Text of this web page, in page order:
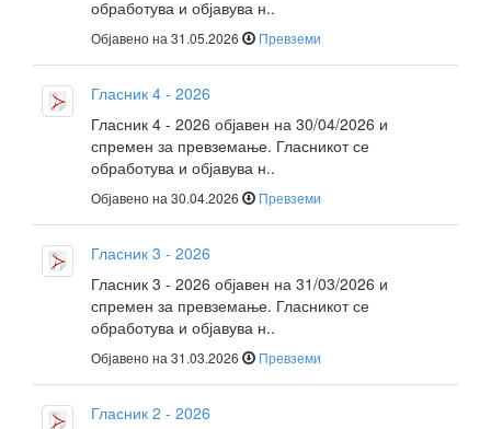
обработува и објавува н..
Објавено на 31.05.2026 Превземи
Гласник 4 - 2026
Гласник 4 - 2026 објавен на 30/04/2026 и
спремен за превземање. Гласникот се
обработува и објавува н..
Објавено на 30.04.2026 Превземи
Гласник 3 - 2026
Гласник 3 - 2026 објавен на 31/03/2026 и
спремен за превземање. Гласникот се
обработува и објавува н..
Објавено на 31.03.2026 Превземи
Гласник 2 - 2026